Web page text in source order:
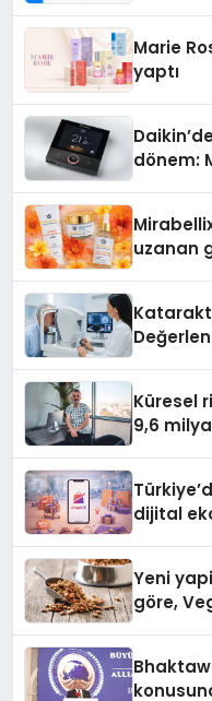
Marie
yaptı
dönem:
uzanan
Küresel
9,6
dijital
Yeni
göre,